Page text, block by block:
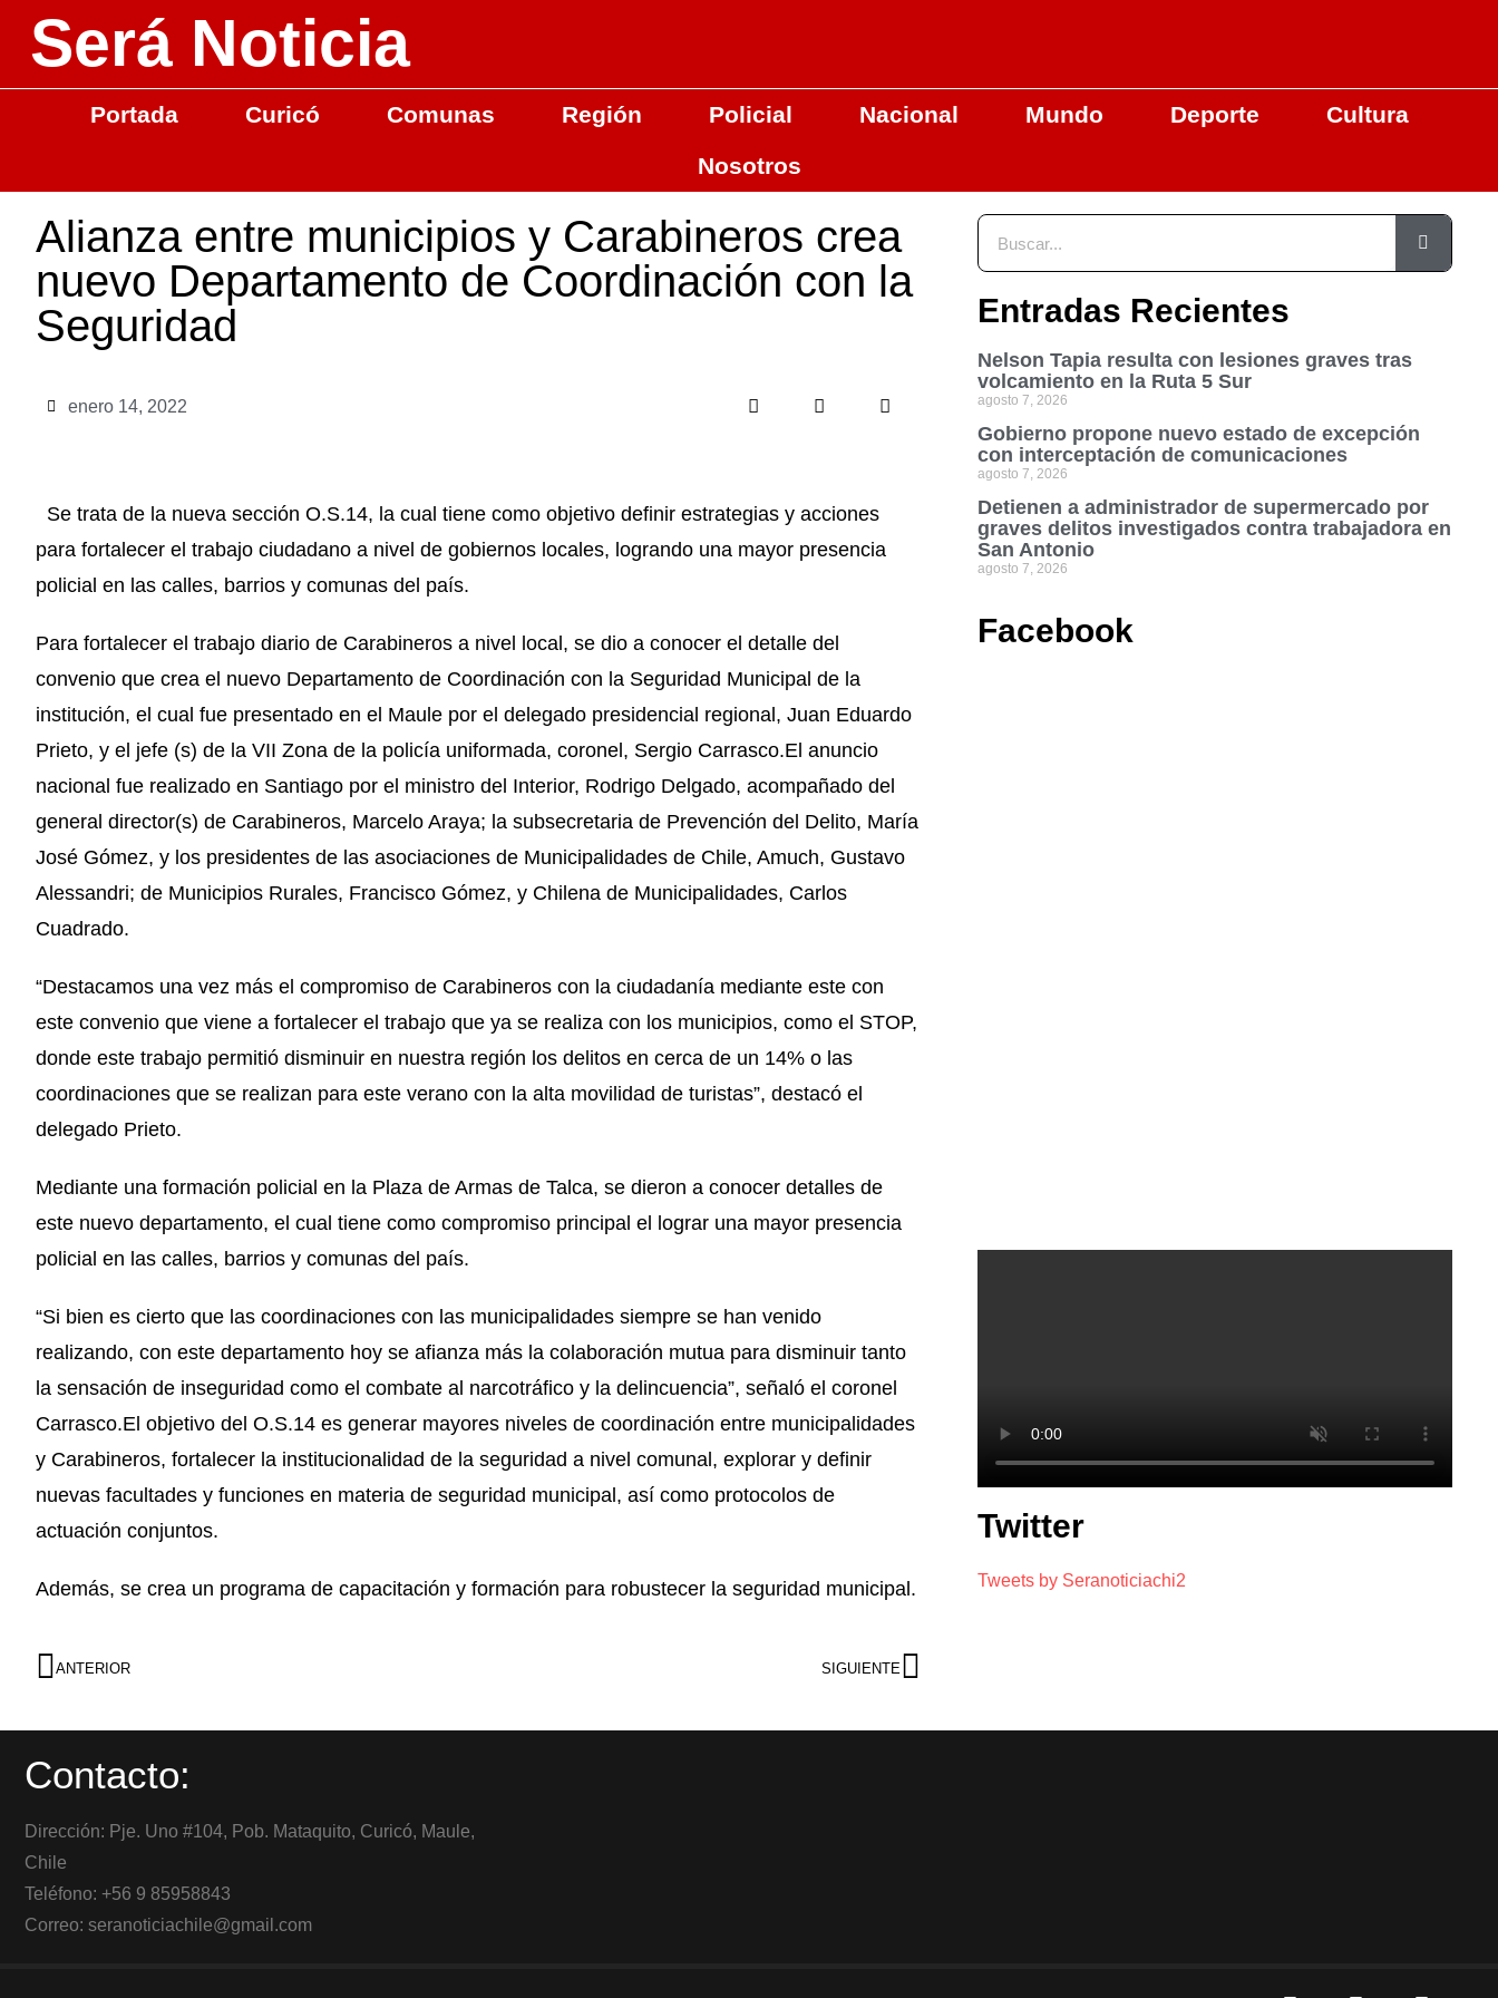
Será Noticia
Portada Curicó Comunas Región Policial Nacional Mundo Deporte
Cultura
Nosotros
Alianza entre municipios y Carabineros crea
nuevo Departamento de Coordinación con la
Seguridad
enero 14, 2022
Se trata de la nueva sección O.S.14, la cual tiene como objetivo definir estrategias y acciones
para fortalecer el trabajo ciudadano a nivel de gobiernos locales, logrando una mayor presencia
policial en las calles, barrios y comunas del país.
Para fortalecer el trabajo diario de Carabineros a nivel local, se dio a conocer el detalle del
convenio que crea el nuevo Departamento de Coordinación con la Seguridad Municipal de la
institución, el cual fue presentado en el Maule por el delegado presidencial regional, Juan Eduardo
Prieto, y el jefe (s) de la VII Zona de la policía uniformada, coronel, Sergio Carrasco.El anuncio
nacional fue realizado en Santiago por el ministro del Interior, Rodrigo Delgado, acompañado del
general director(s) de Carabineros, Marcelo Araya; la subsecretaria de Prevención del Delito, María
José Gómez, y los presidentes de las asociaciones de Municipalidades de Chile, Amuch, Gustavo
Alessandri; de Municipios Rurales, Francisco Gómez, y Chilena de Municipalidades, Carlos
Cuadrado.
“Destacamos una vez más el compromiso de Carabineros con la ciudadanía mediante este con
este convenio que viene a fortalecer el trabajo que ya se realiza con los municipios, como el STOP,
donde este trabajo permitió disminuir en nuestra región los delitos en cerca de un 14% o las
coordinaciones que se realizan para este verano con la alta movilidad de turistas”, destacó el
delegado Prieto.
Mediante una formación policial en la Plaza de Armas de Talca, se dieron a conocer detalles de
este nuevo departamento, el cual tiene como compromiso principal el lograr una mayor presencia
policial en las calles, barrios y comunas del país.
“Si bien es cierto que las coordinaciones con las municipalidades siempre se han venido
realizando, con este departamento hoy se afianza más la colaboración mutua para disminuir tanto
la sensación de inseguridad como el combate al narcotráfico y la delincuencia”, señaló el coronel
Carrasco.El objetivo del O.S.14 es generar mayores niveles de coordinación entre municipalidades
y Carabineros, fortalecer la institucionalidad de la seguridad a nivel comunal, explorar y definir
nuevas facultades y funciones en materia de seguridad municipal, así como protocolos de
actuación conjuntos.
Además, se crea un programa de capacitación y formación para robustecer la seguridad municipal.
ANTERIOR SIGUIENTE
Entradas Recientes
Nelson Tapia resulta con lesiones graves tras
volcamiento en la Ruta 5 Sur
agosto 7, 2026
Gobierno propone nuevo estado de excepción
con interceptación de comunicaciones
agosto 7, 2026
Detienen a administrador de supermercado por
graves delitos investigados contra trabajadora en
San Antonio
agosto 7, 2026
Facebook
Twitter
Tweets by Seranoticiachi2
Contacto:
Dirección: Pje. Uno #104, Pob. Mataquito, Curicó, Maule,
Chile
Teléfono: +56 9 85958843
Correo: seranoticiachile@gmail.com